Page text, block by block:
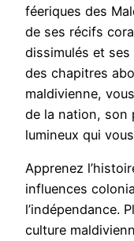
féeriques des
de ses récifs
dissimulés et ses
des chapitres
maldivienne,
de la nation, son
lumineux qui
Apprenez
influences
l’indépendance.
culture